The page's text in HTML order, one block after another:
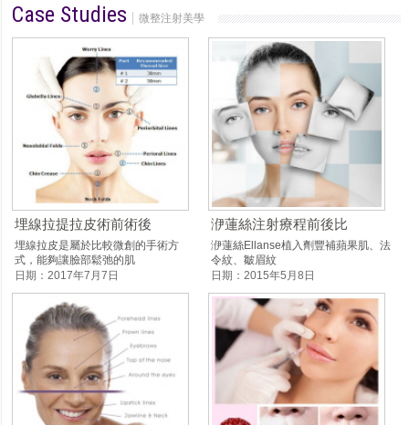
Case Studies 微整注射美學
埋線拉提拉皮術前術後
埋線拉皮是屬於比較微創的手術方
式，能夠讓臉部鬆弛的肌
日期：2017年7月7日
洢蓮絲注射療程前後比
洢蓮絲Ellanse植入劑豐補蘋果肌、法
令紋、皺眉紋
日期：2015年5月8日